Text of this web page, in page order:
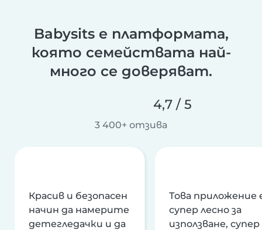
Babysits е платформата,
която семействата най-
много се доверяват.
4,7 / 5
3 400+ отзива
Красив и безопасен
начин да намерите
детегледачки и да
Това приложение
супер лесно за
използване, супер